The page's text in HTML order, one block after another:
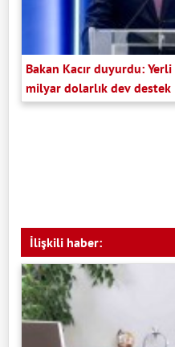
Bakan Kacır duyurdu:
milyar dolarlık dev destek
İlişkili haber: